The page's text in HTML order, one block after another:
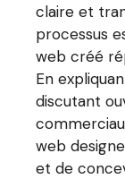
claire et
processus
web créé
En
discutant
web
et de